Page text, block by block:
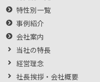
特性別一覧
事例紹介
会社案内
当社の特長
経営理念
社長挨拶・会社概要